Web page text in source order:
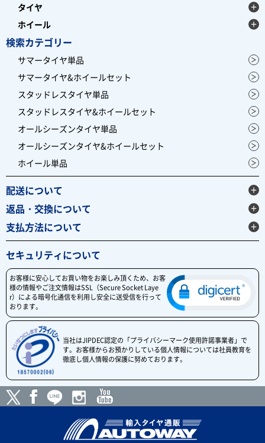
タイヤ
ホイール
検索カテゴリー
サマータイヤ単品
サマータイヤ&ホイールセット
スタッドレスタイヤ単品
スタッドレスタイヤ&ホイールセット
オールシーズンタイヤ単品
オールシーズンタイヤ&ホイールセット
ホイール単品
配送について
返品・交換について
支払方法について
セキュリティについて
お客様に安心してお買い物をお楽しみ頂くため、お客
様の情報やご注文情報はSSL（Secure Socket Laye
r）による暗号化通信を利用し安全に送受信を行って
おります。
当社はJIPDEC認定の「プライバシーマーク使用許諾事業者」で
す。お客様からお預かりしている個人情報については社員教育を
徹底し個人情報の保護に努めております。